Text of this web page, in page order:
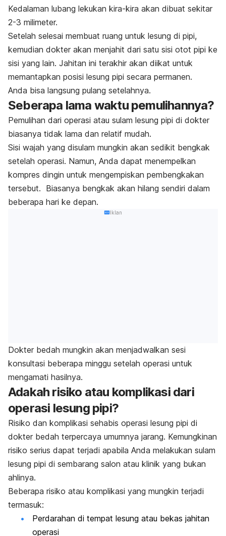
Kedalaman lubang lekukan kira-kira akan dibuat sekitar
2-3 milimeter.
Setelah selesai membuat ruang untuk lesung di pipi,
kemudian dokter akan menjahit dari satu sisi otot pipi ke
sisi yang lain. Jahitan ini terakhir akan diikat untuk
memantapkan posisi lesung pipi secara permanen.
Anda bisa langsung pulang setelahnya.
Seberapa lama waktu pemulihannya?
Pemulihan dari operasi atau sulam lesung pipi di dokter
biasanya tidak lama dan relatif mudah.
Sisi wajah yang disulam mungkin akan sedikit bengkak
setelah operasi. Namun, Anda dapat menempelkan
kompres dingin untuk mengempiskan pembengkakan
tersebut. Biasanya bengkak akan hilang sendiri dalam
beberapa hari ke depan.
Iklan
Dokter bedah mungkin akan menjadwalkan sesi
konsultasi beberapa minggu setelah operasi untuk
mengamati hasilnya.
Adakah risiko atau komplikasi dari
operasi lesung pipi?
Risiko dan komplikasi sehabis operasi lesung pipi di
dokter bedah terpercaya umumnya jarang. Kemungkinan
risiko serius dapat terjadi apabila Anda melakukan sulam
lesung pipi di sembarang salon atau klinik yang bukan
ahlinya.
Beberapa risiko atau komplikasi yang mungkin terjadi
termasuk:
Perdarahan di tempat lesung atau bekas jahitan
operasi